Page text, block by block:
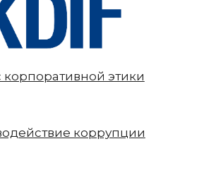
корпоративной этики
коррупции